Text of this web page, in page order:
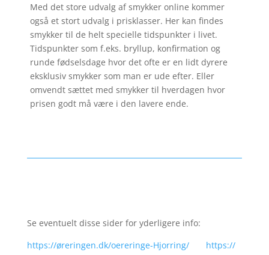
Med det store udvalg af smykker online kommer
også et stort udvalg i prisklasser. Her kan findes
smykker til de helt specielle tidspunkter i livet.
Tidspunkter som f.eks. bryllup, konfirmation og
runde fødselsdage hvor det ofte er en lidt dyrere
eksklusiv smykker som man er ude efter. Eller
omvendt sættet med smykker til hverdagen hvor
prisen godt må være i den lavere ende.
Se eventuelt disse sider for yderligere info:
https://øreringen.dk/oereringe-Hjorring/
https://